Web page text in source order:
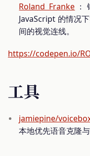
Roland Franke
JavaScript 的情况
间的视觉连线。
https://codepen.io/
工具
jamiepine/
本地优先语音克隆